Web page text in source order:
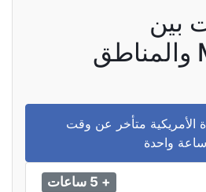
بين
Mandeville والمناطق
الأمريكية متأخر عن وقت
+ 5 ساعات